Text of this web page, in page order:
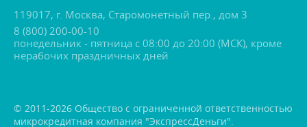
119017, г. Москва, Старомонетный пер., дом 3
8 (800) 200-00-10
понедельник - пятница с 08:00 до 20:00 (МСК), кроме
нерабочих праздничных дней
© 2011-2026 Общество с ограниченной ответственностью
микрокредитная компания "ЭкспрессДеньги".